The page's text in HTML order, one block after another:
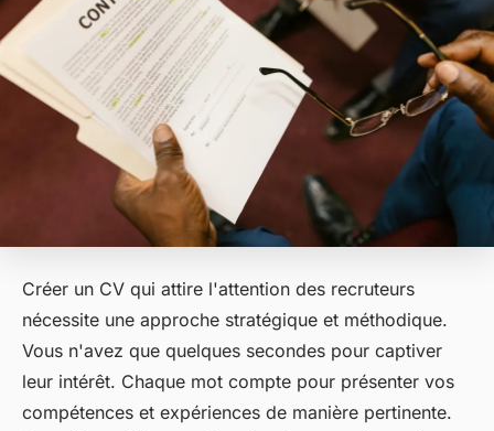
Créer un CV qui attire l'attention des recruteurs
nécessite une approche stratégique et méthodique.
Vous n'avez que quelques secondes pour captiver
leur intérêt. Chaque mot compte pour présenter vos
compétences et expériences de manière pertinente.